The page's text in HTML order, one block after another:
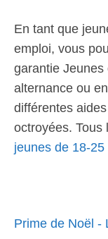
En tant que
emploi, vous
garantie Jeunes
alternance ou
différentes
octroyées. Tous
jeunes de 18-25
Prime de Noël -